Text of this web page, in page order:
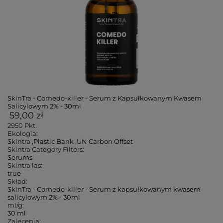
SkinTra - Comedo-killer - Serum z Kapsułkowanym Kwasem
Salicylowym 2% - 30ml
59,00 zł
2950 Pkt.
Ekologia:
Skintra ,Plastic Bank ,UN Carbon Offset
Skintra Category Filters:
Serums
Skintra las:
true
Skład:
SkinTra - Comedo-killer - Serum z kapsułkowanym kwasem
salicylowym 2% - 30ml
ml/g:
30 ml
Zalecenia: